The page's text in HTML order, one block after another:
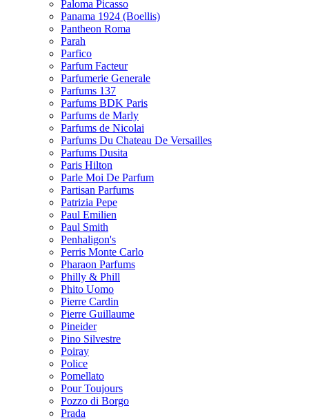
Paloma Picasso
Panama 1924 (Boellis)
Pantheon Roma
Parah
Parfico
Parfum Facteur
Parfumerie Generale
Parfums 137
Parfums BDK Paris
Parfums de Marly
Parfums de Nicolai
Parfums Du Chateau De Versailles
Parfums Dusita
Paris Hilton
Parle Moi De Parfum
Partisan Parfums
Patrizia Pepe
Paul Emilien
Paul Smith
Penhaligon's
Perris Monte Carlo
Pharaon Parfums
Philly & Phill
Phito Uomo
Pierre Cardin
Pierre Guillaume
Pineider
Pino Silvestre
Poiray
Police
Pomellato
Pour Toujours
Pozzo di Borgo
Prada